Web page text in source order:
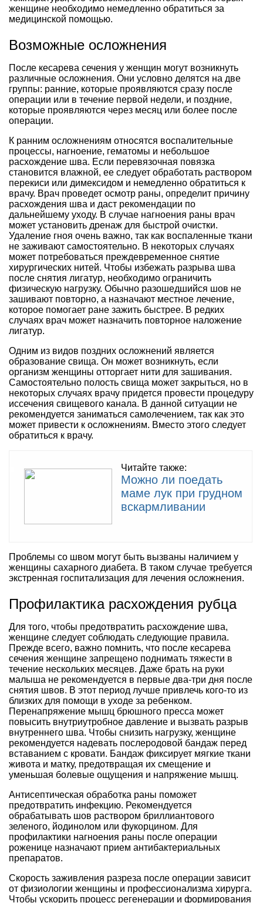
женщине необходимо немедленно обратиться за
медицинской помощью.
Возможные осложнения
После кесарева сечения у женщин могут возникнуть
различные осложнения. Они условно делятся на две
группы: ранние, которые проявляются сразу после
операции или в течение первой недели, и поздние,
которые проявляются через месяц или более после
операции.
К ранним осложнениям относятся воспалительные
процессы, нагноение, гематомы и небольшое
расхождение шва. Если перевязочная повязка
становится влажной, ее следует обработать раствором
перекиси или димексидом и немедленно обратиться к
врачу. Врач проведет осмотр раны, определит причину
расхождения шва и даст рекомендации по
дальнейшему уходу. В случае нагноения раны врач
может установить дренаж для быстрой очистки.
Удаление гноя очень важно, так как воспаленные ткани
не заживают самостоятельно. В некоторых случаях
может потребоваться преждевременное снятие
хирургических нитей. Чтобы избежать разрыва шва
после снятия лигатур, необходимо ограничить
физическую нагрузку. Обычно разошедшийся шов не
зашивают повторно, а назначают местное лечение,
которое помогает ране зажить быстрее. В редких
случаях врач может назначить повторное наложение
лигатур.
Одним из видов поздних осложнений является
образование свища. Он может возникнуть, если
организм женщины отторгает нити для зашивания.
Самостоятельно полость свища может закрыться, но в
некоторых случаях врачу придется провести процедуру
иссечения свищевого канала. В данной ситуации не
рекомендуется заниматься самолечением, так как это
может привести к осложнениям. Вместо этого следует
обратиться к врачу.
Читайте также:
Можно ли поедать
маме лук при грудном
вскармливании
Проблемы со швом могут быть вызваны наличием у
женщины сахарного диабета. В таком случае требуется
экстренная госпитализация для лечения осложнения.
Профилактика расхождения рубца
Для того, чтобы предотвратить расхождение шва,
женщине следует соблюдать следующие правила.
Прежде всего, важно помнить, что после кесарева
сечения женщине запрещено поднимать тяжести в
течение нескольких месяцев. Даже брать на руки
малыша не рекомендуется в первые два-три дня после
снятия швов. В этот период лучше привлечь кого-то из
близких для помощи в уходе за ребенком.
Перенапряжение мышц брюшного пресса может
повысить внутриутробное давление и вызвать разрыв
внутреннего шва. Чтобы снизить нагрузку, женщине
рекомендуется надевать послеродовой бандаж перед
вставанием с кровати. Бандаж фиксирует мягкие ткани
живота и матку, предотвращая их смещение и
уменьшая болевые ощущения и напряжение мышц.
Антисептическая обработка раны поможет
предотвратить инфекцию. Рекомендуется
обрабатывать шов раствором бриллиантового
зеленого, йодинолом или фукорцином. Для
профилактики нагноения раны после операции
роженице назначают прием антибактериальных
препаратов.
Скорость заживления разреза после операции зависит
от физиологии женщины и профессионализма хирурга.
Чтобы ускорить процесс регенерации и формирования